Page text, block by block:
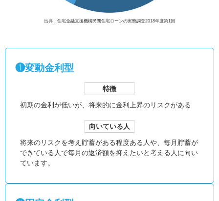
出典：住宅金融支援機構民間住宅ローンの実態調査2018年度第1回
❶変動金利型
特徴
初期の金利が低いが、 将来的に金利上昇のリスクがある
向いている人
将来のリスクを考え貯蓄がある程度ある人や、毎月貯蓄が
できている人で毎月の返済額を抑えたいと考える人に向い
ています。